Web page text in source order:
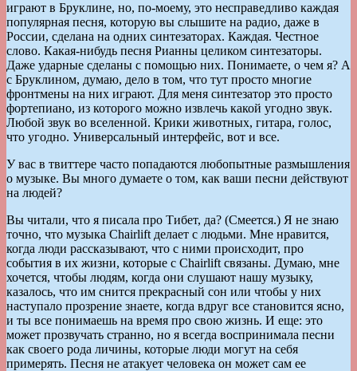
играют в Бруклине, но, по-моему, это несправедливо каждая
популярная песня, которую вы слышите на радио, даже в
России, сделана на одних синтезаторах. Каждая. Честное
слово. Какая-нибудь песня Рианны целиком синтезаторы.
Даже ударные сделаны с помощью них. Понимаете, о чем я? А
с Бруклином, думаю, дело в том, что тут просто многие
фронтмены на них играют. Для меня синтезатор это просто
фортепиано, из которого можно извлечь какой угодно звук.
Любой звук во вселенной. Крики животных, гитара, голос,
что угодно. Универсальный интерфейс, вот и все.
У вас в твиттере часто попадаются любопытные размышления
о музыке. Вы много думаете о том, как ваши песни действуют
на людей?
Вы читали, что я писала про Тибет, да? (Смеется.) Я не знаю
точно, что музыка Chairlift делает с людьми. Мне нравится,
когда люди рассказывают, что с ними происходит, про
события в их жизни, которые с Chairlift связаны. Думаю, мне
хочется, чтобы людям, когда они слушают нашу музыку,
казалось, что им снится прекрасный сон или чтобы у них
наступало прозрение знаете, когда вдруг все становится ясно,
и ты все понимаешь на время про свою жизнь. И еще: это
может прозвучать странно, но я всегда воспринимала песни
как своего рода личины, которые люди могут на себя
примерять. Песня не атакует человека он может сам ее